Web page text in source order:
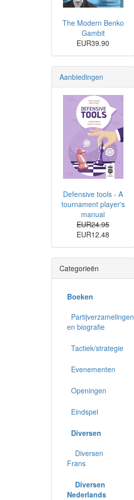
The Modern Benko
Gambit
EUR39.90
Aanbiedingen
Defensive tools - A
tournament player's
manual
EUR24.95
EUR12.48
Categorieën
Boeken
Partijverzamelingen
en biografie
Tactiek/strategie
Evenementen
Openingen
Eindspel
Diversen
Diversen
Frans
Diversen
Nederlands